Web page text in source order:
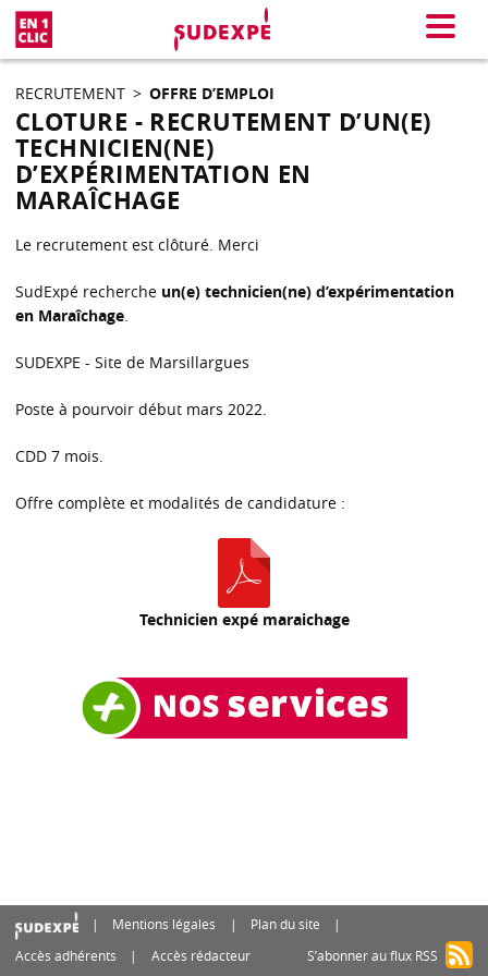
Menu
RECRUTEMENT > OFFRE D’EMPLOI
CLOTURE - RECRUTEMENT D’UN(E)
TECHNICIEN(NE)
D’EXPÉRIMENTATION EN
MARAÎCHAGE
Le recrutement est clôturé. Merci
SudExpé recherche un(e) technicien(ne) d’expérimentation
en Maraîchage
SUDEXPE - Site de Marsillargues
Poste à pourvoir début mars 2022.
CDD 7 mois.
Offre complète et modalités de candidature :
Technicien expé maraichage
Mentions légales
Plan du site
Accès adhérents
Accès rédacteur S’abonner au flux RSS